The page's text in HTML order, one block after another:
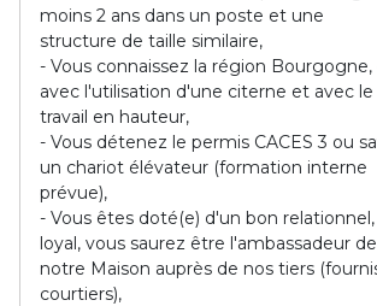
moins 2 ans dans un poste et une
structure de taille similaire,
- Vous connaissez la région Bourgogne,
avec l'utilisation d'une citerne et avec le
travail en hauteur,
- Vous détenez le permis CACES 3 ou
un chariot élévateur (formation interne
prévue),
- Vous êtes doté(e) d'un bon
loyal, vous saurez être l'ambassadeur de
notre Maison auprès de nos tiers
courtiers),